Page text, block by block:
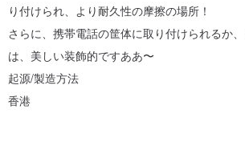
り付けられ、より耐久性の摩擦の場所！
さらに、携帯電話の筐体に取り付けられるか
は、美しい装飾的ですああ〜
起源/製造方法
香港